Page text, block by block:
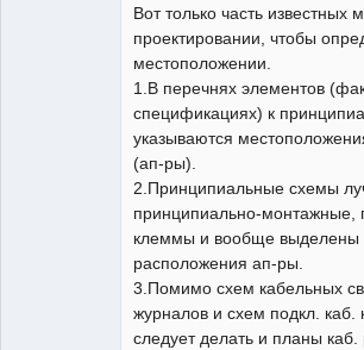
Вот только часть известных
проектировании, чтобы
местоположении.
1.В перечнях элементов
спецификациях) к
указываются
(ап-ры).
2.Принципиальные схемы
принципиально-монтажные,
клеммы и вообще выделены
расположения ап-ры.
3.Помимо схем кабельных
журналов и схем подкл. каб.
следует делать и планы каб.